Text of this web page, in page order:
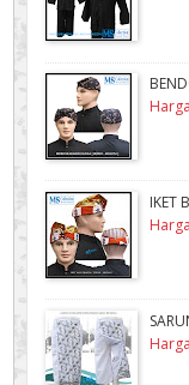
IKET